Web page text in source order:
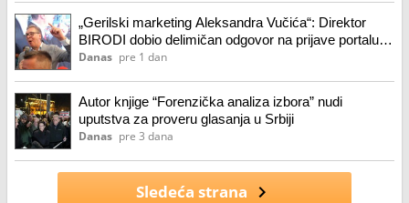
„Gerilski marketing Aleksandra Vučića“: Direktor
BIRODI dobio delimičan odgovor na prijave portalu
„Ko si bre ti?“
Danas pre 1 dan
Autor knjige “Forenzička analiza izbora” nudi
uputstva za proveru glasanja u Srbiji
Danas pre 3 dana
Sledeća strana